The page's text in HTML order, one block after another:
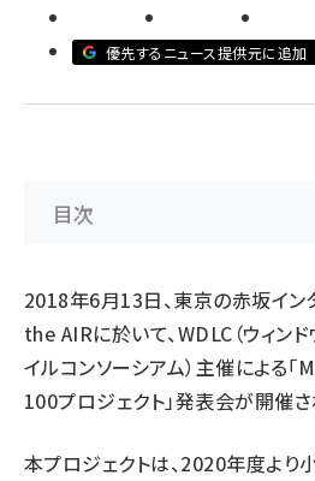
abc123 (1341)
ai crunch (1340)
優先するニュース提供元に追加
目次
2018年6月13日、東京の赤坂イン
the AIRに於いて、WDLC（ウィン
イルコンソーシアム）主催によ
100プロジェクト」発表会が開催さ
本プロジェクトは、2020年度より